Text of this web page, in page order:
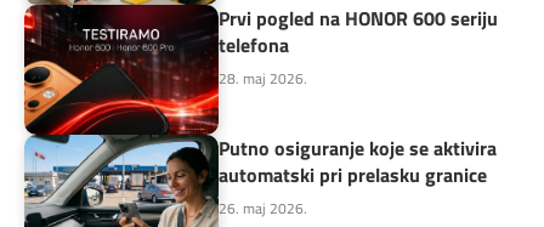
Prvi pogled na HONOR 600 seriju
telefona
28. maj 2026.
Putno osiguranje koje se aktivira
automatski pri prelasku granice
26. maj 2026.